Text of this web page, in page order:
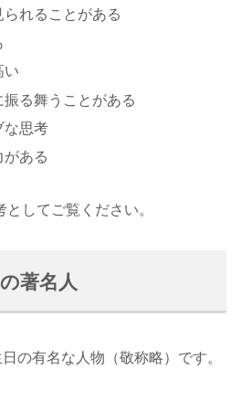
れることがある
い
る舞うことがある
な思考
ある
してご覧ください。
著名人
の有名な人物（敬称略）です。